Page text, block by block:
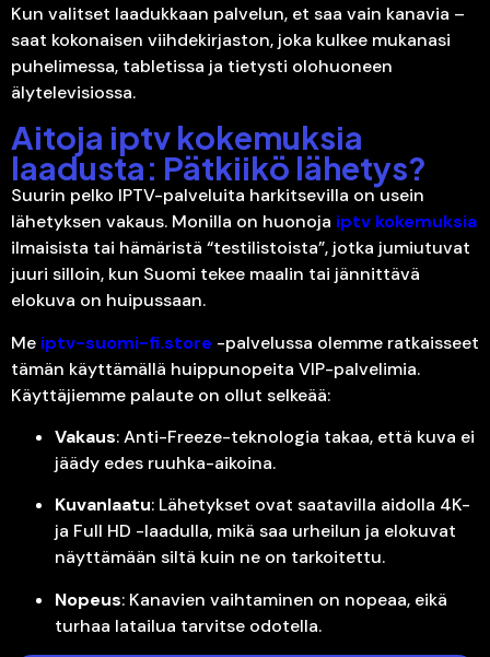
Kun valitset laadukkaan palvelun, et saa vain kanavia –
saat kokonaisen viihdekirjaston, joka kulkee mukanasi
puhelimessa, tabletissa ja tietysti olohuoneen
älytelevisiossa.
Aitoja iptv kokemuksia
laadusta: Pätkiikö lähetys?
Suurin pelko IPTV-palveluita harkitsevilla on usein
lähetyksen vakaus. Monilla on huonoja iptv kokemuksia
ilmaisista tai hämäristä “testilistoista”, jotka jumiutuvat
juuri silloin, kun Suomi tekee maalin tai jännittävä
elokuva on huipussaan.
Me iptv-suomi-fi.store -palvelussa olemme ratkaisseet
tämän käyttämällä huippunopeita VIP-palvelimia.
Käyttäjiemme palaute on ollut selkeää:
Vakaus: Anti-Freeze-teknologia takaa, että kuva ei
jäädy edes ruuhka-aikoina.
Kuvanlaatu: Lähetykset ovat saatavilla aidolla 4K-
ja Full HD -laadulla, mikä saa urheilun ja elokuvat
näyttämään siltä kuin ne on tarkoitettu.
Nopeus: Kanavien vaihtaminen on nopeaa, eikä
turhaa latailua tarvitse odotella.